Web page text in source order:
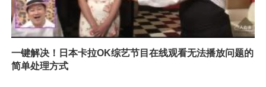
一键解决！日本卡拉OK综艺节目在线观看无法播放问题的
简单处理方式